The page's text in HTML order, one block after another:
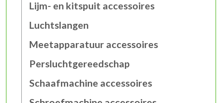
Lijm- en kitspuit accessoires
Luchtslangen
Meetapparatuur accessoires
Persluchtgereedschap
Schaafmachine accessoires